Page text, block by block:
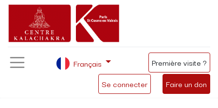
Se connecter Faire un don
Français Première visite ?